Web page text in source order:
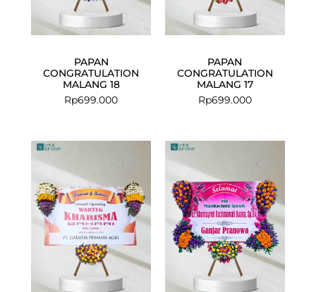
PAPAN
CONGRATULATION
MALANG 18
Rp699.000
PAPAN
CONGRATULATION
MALANG 17
Rp699.000